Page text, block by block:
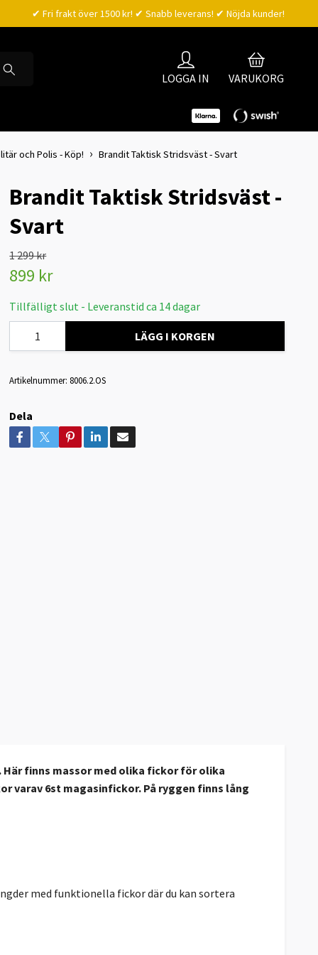
✔ Fri frakt över 1500 kr! ✔ Snabb leverans! ✔ Nöjda kunder!
LOGGA IN VARUKORG
och Polis - Köp! Brandit Taktisk Stridsväst - Svart
Brandit Taktisk Stridsväst -
Svart
1 299 kr
899 kr
Tillfälligt slut - Leveranstid ca 14 dagar
LÄGG I KORGEN
Artikelnummer: 8006.2.OS
Dela
finns massor med olika fickor för olika
varav 6st magasinfickor. På ryggen finns lång
med funktionella fickor där du kan sortera